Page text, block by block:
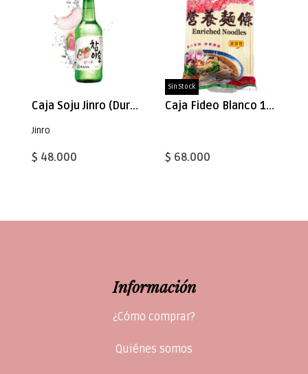
Caja Soju Jinro (Durazno) 360ml x 20
Jinro
$ 48.000
Sin Stock
Caja Fideo Blanco 1200gx10
$ 68.000
Información
¿Cómo comprar?
Quiénes somos